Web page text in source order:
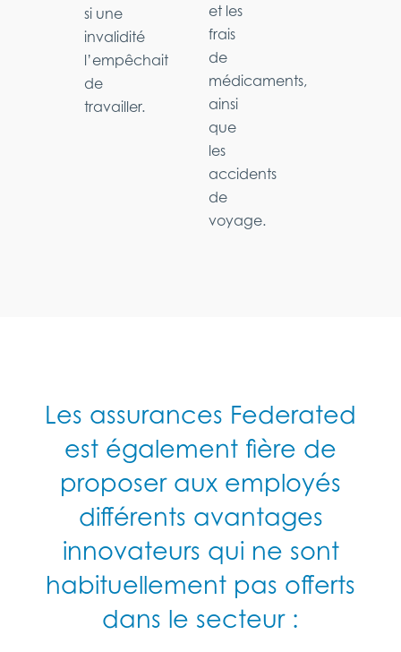
si une
invalidité
l’empêchait
de
travailler.
et les
frais
de
médicaments,
ainsi
que
les
accidents
de
voyage.
Les assurances Federated
est également fière de
proposer aux employés
différents avantages
innovateurs qui ne sont
habituellement pas offerts
dans le secteur :